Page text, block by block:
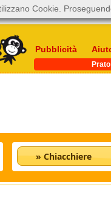
Pubblicità
Prato
» Chiacchiere
Cookie.